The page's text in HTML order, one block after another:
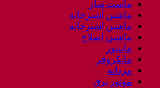
ماست ساز
ماشین آشپزخانه
ماشین اشپزخانه
ماشین اصلاح
مانیتور
مایکروفر
مردانه
موتور برق